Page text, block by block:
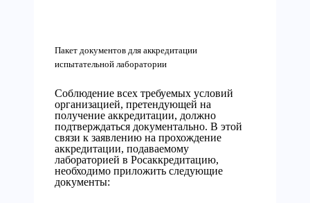
Пакет документов для аккредитации
испытательной лаборатории
Соблюдение всех требуемых условий
организацией, претендующей на
получение аккредитации, должно
подтверждаться документально. В этой
связи к заявлению на прохождение
аккредитации, подаваемому
лабораторией в Росаккредитацию,
необходимо приложить следующие
документы: